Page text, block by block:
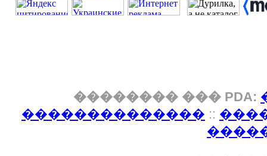
�������� ��� PDA:
�������������� ::